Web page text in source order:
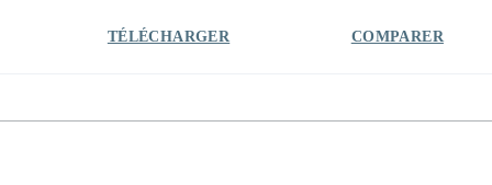
TÉLÉCHARGER COMPARER